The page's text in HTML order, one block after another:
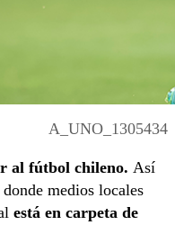
A_UNO_1305434
al fútbol chileno. Así
medios locales
está en carpeta de